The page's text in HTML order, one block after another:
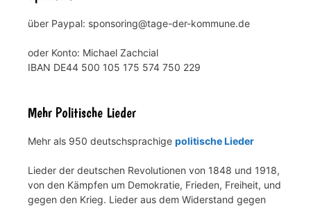
über Paypal: sponsoring@tage-der-kommune.de
oder Konto: Michael Zachcial
IBAN DE44 500 105 175 574 750 229
Mehr Politische Lieder
Mehr als 950 deutschsprachige politische Lieder
Lieder der deutschen Revolutionen von 1848 und 1918,
von den Kämpfen um Demokratie, Frieden, Freiheit, und
gegen den Krieg. Lieder aus dem Widerstand gegen